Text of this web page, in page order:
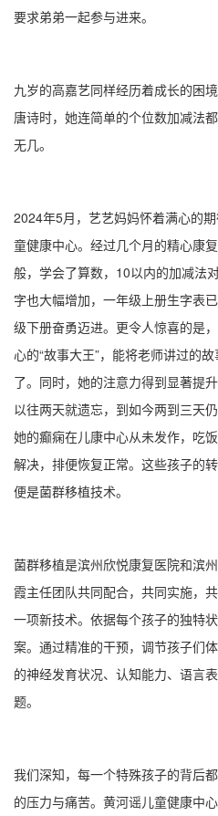
要求弟弟一起参与进来。
九岁的高嘉艺同样经历着成长的困
唐诗时，她连简单的个位数加减法
无几。
2024年5月，艺艺妈妈怀着满心的
童健康中心。经过几个月的精心康
般，学会了算数，10以内的加减法
字也大幅增加，一年级上册生字表
级下册奋勇迈进。更令人惊喜的是
心的“故事大王”，能将老师讲过的
了。同时，她的注意力得到显著提
以往两天就遗忘，到如今两到三天
她的癫痫在儿康中心从未发作，吃
解决，排便恢复正常。这些孩子的
便是菌群移植技术。
菌群移植是滨州欣悦康复医院和滨
霞主任团队共同配合，共同实施，
一项新技术。依据每个孩子的独特
案。通过精准的干预，调节孩子们
的神经发育状况、认知能力、语言
题。
我们深知，每一个特殊孩子的背后
的压力与痛苦。黄河谣儿童健康中